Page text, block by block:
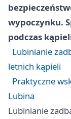
wypoczynku.
podczas
Lubinianie
letnich kąpieli
Praktyczne
Lubina
Lubinianie